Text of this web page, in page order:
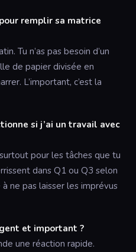
remplir sa matrice
Tu n’as pas besoin d’un
de papier divisée en
L’important, c’est la
si j’ai un travail avec
pour les tâches que tu
dans Q1 ou Q3 selon
ne pas laisser les imprévus
et important ?
une réaction rapide.